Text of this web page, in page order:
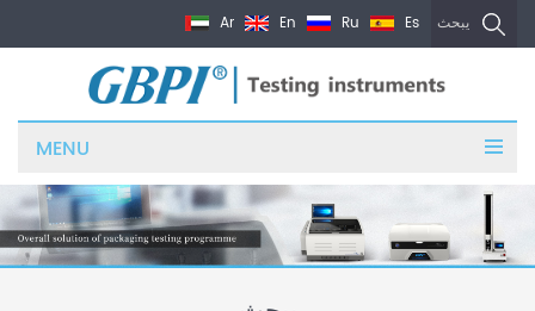
يبحث Ar En Ru Es
MENU